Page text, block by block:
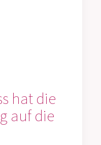
hat die
auf die